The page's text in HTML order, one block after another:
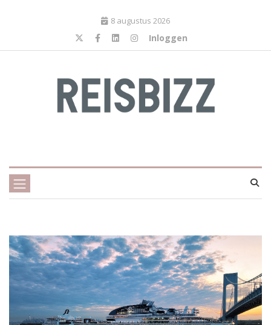
8 augustus 2026
Inloggen